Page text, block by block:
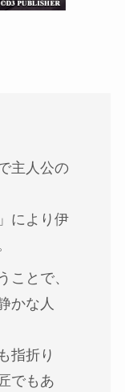
主人公の
により伊
ことで、
かな人
指折り
でもあ